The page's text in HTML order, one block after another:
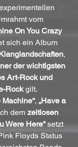
vom
On You Crazy
sich ein Album
,
der wichtigsten
Art-Rock und
Rock gilt.
Machine“, „Have a
dem zeitlosen
Were Here“ setzt
Floyds Status